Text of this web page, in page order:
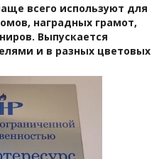
всего используют для
наградных грамот,
Выпускается
и в разных цветовых